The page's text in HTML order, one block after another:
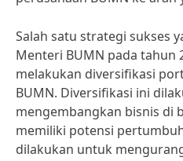
Salah satu strategi sukses
Menteri BUMN pada tahun
melakukan diversifikasi
BUMN. Diversifikasi ini
mengembangkan bisnis di
memiliki potensi
dilakukan untuk